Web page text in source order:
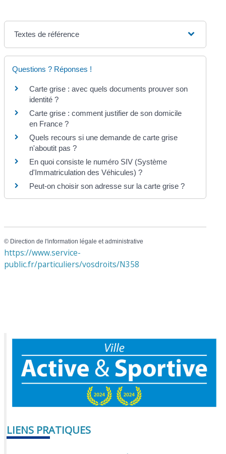
Textes de référence
Questions ? Réponses !
Carte grise : avec quels documents prouver son
identité ?
Carte grise : comment justifier de son domicile
en France ?
Quels recours si une demande de carte grise
n'aboutit pas ?
En quoi consiste le numéro SIV (Système
d'Immatriculation des Véhicules) ?
Peut-on choisir son adresse sur la carte grise ?
© Direction de l'information légale et administrative
https://www.service-
public.fr/particuliers/vosdroits/N358
LIENS PRATIQUES